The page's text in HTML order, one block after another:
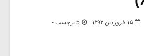
۱۵ فروردین ۱۳۹۲ 5 برچسب -